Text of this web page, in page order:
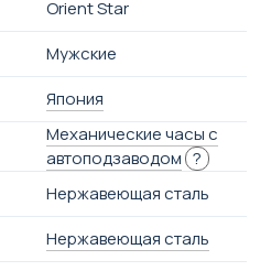
Orient Star
Мужские
Япония
Механические часы с
автоподзаводом ?
Нержавеющая сталь
Нержавеющая сталь